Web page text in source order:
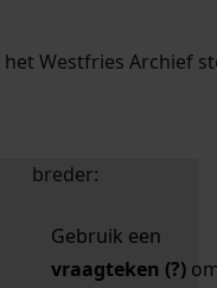
Westfries Archief
uw zoekopdracht te
breder:
Gebruik een
vraagteken (?)